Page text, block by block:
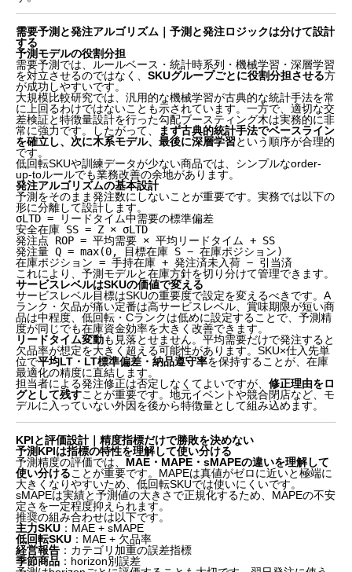
需要予測と発注アルゴリズム｜予測と発注ロジックは分けて設計
する
予測モデルの役割分担
需要予測では、ルールベース・統計時系列・機械学習・深層学習
を対立させるのではなく、 SKUグループごとに役割分担させる方
が成功しやすいです。
大規模比較研究では、汎用的な機械学習が古典的な統計手法を常
に上回るわけではないことも示されています。一方で、適切な交
差検証と特徴量設計を行った勾配ブースティング木は実務的に非
常に強力です。したがって、
まず古典的統計手法でベースライン
を確立し、次に木系モデル、最後に深層学習という順序が合理的
です。
低回転SKUや訓練データが少ない商品では、シンプルなorder-
up-toルールでも業務改善の余地があります。
発注アルゴリズムの基本設計
予測をそのまま発注数にしないことが重要です。実務では以下の
形に分離して設計します。
σLTD = リードタイム中需要の標準偏差
安全在庫 SS = Z × σLTD
発注点 ROP = 平均需要 × 平均リードタイム + SS
発注量 Q = max(0, 目標在庫 S − 在庫ポジション)
在庫ポジション = 手持在庫 + 発注済未入荷 − 引当済
これにより、予測モデルと在庫方針を切り分けて管理できます。
サービスレベルはSKUの価値で変える
サービスレベル目標はSKUの重要度で設定を変えるべきです。A
ランク・欠品が痛い定番は高サービスレベル、賞味期限が短い商
品は中程度、低回転・Cランクは低めに設定することで、予測精
度が同じでも在庫資金効率を大きく改善できます。
リードタイム変動も見落とせません。平均需要だけで発注すると
欠品率が想定を大きく超える可能性があります。SKU×仕入先単
位で平均LT・LT標準偏差・納品遵守率を保持することが、在庫
最適化の精度に直結します。
担当者による発注修正は否定しなくてよいですが、 修正理由をロ
グとして残すことが重要です。地元イベントや競合閉店など、モ
デルに入っていない外因を後から特徴量として組み込めます。
KPIと評価設計｜精度指標だけで勝敗を決めない
予測KPIは指標の特性を理解して使い分ける
予測精度の評価では、 MAE・MAPE・sMAPEの違いを理解して
使い分けることが重要です。MAPEは真値がゼロに近いと極端に
大きくなりやすいため、低回転SKUでは使いにくいです。
sMAPEは実績と予測値の大きさで正規化するため、MAPEの不安
定さを一定程度抑えられます。
推奨の組み合わせは以下です。
主力SKU ：MAE + sMAPE
低回転SKU ：MAE + 欠品率
経営報告 ：カテゴリ加重の誤差指標
季節商品 ：horizon別誤差
仕入れ精度が上がらない本当の理由
POSデータと在庫連携｜欠品を「需要ゼロ」と誤認し